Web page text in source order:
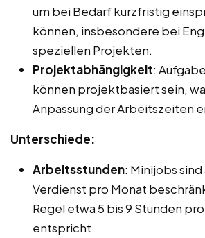
um bei Bedarf kurzfristig
können, insbesondere bei
speziellen Projekten.
Projektabhängigkeit:
können projektbasiert sein,
Anpassung der Arbeitszeiten
Unterschiede:
Arbeitsstunden: Minijobs
Verdienst pro Monat
Regel etwa 5 bis 9 Stunden
entspricht.